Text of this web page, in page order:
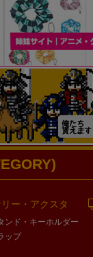
ー・アクスタ
ンド・キーホルダー
ップ